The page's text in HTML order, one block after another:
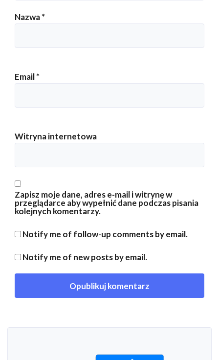
Nazwa*
Email*
Witryna internetowa
Zapisz moje dane, adres e-mail i witrynę w
przeglądarce aby wypełnić dane podczas pisania
kolejnych komentarzy.
Notify me of follow-up comments by email.
Notify me of new posts by email.